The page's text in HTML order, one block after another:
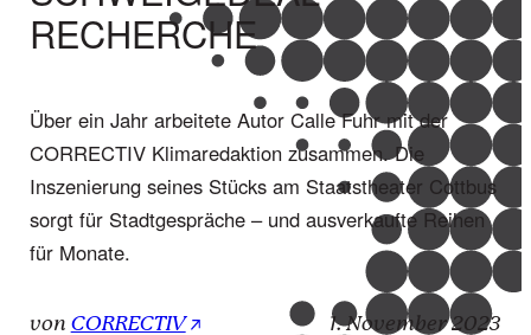
RECHERCHE
Über ein Jahr arbeitete Autor Calle Fuhr mit der
CORRECTIV Klimaredaktion zusammen. Die
Inszenierung seines Stücks am Staatstheater Cottbus
sorgt für Stadtgespräche – und ausverkaufte Reihen
für Monate.
von CORRECTIV 1. November 2023